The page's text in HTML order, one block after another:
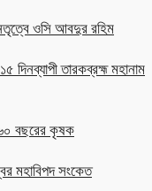
ওসি আবদুর রহিম
দিনব্যাপী তারকব্রহ্ম মহানাম
৬০ বছরের কৃষক
মহাবিপদ সংকেত